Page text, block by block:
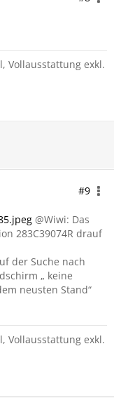
Vollausstattung exkl.
#9
@Wiwi: Das
283C39074R drauf
der Suche nach
„ keine
neusten Stand“
Vollausstattung exkl.